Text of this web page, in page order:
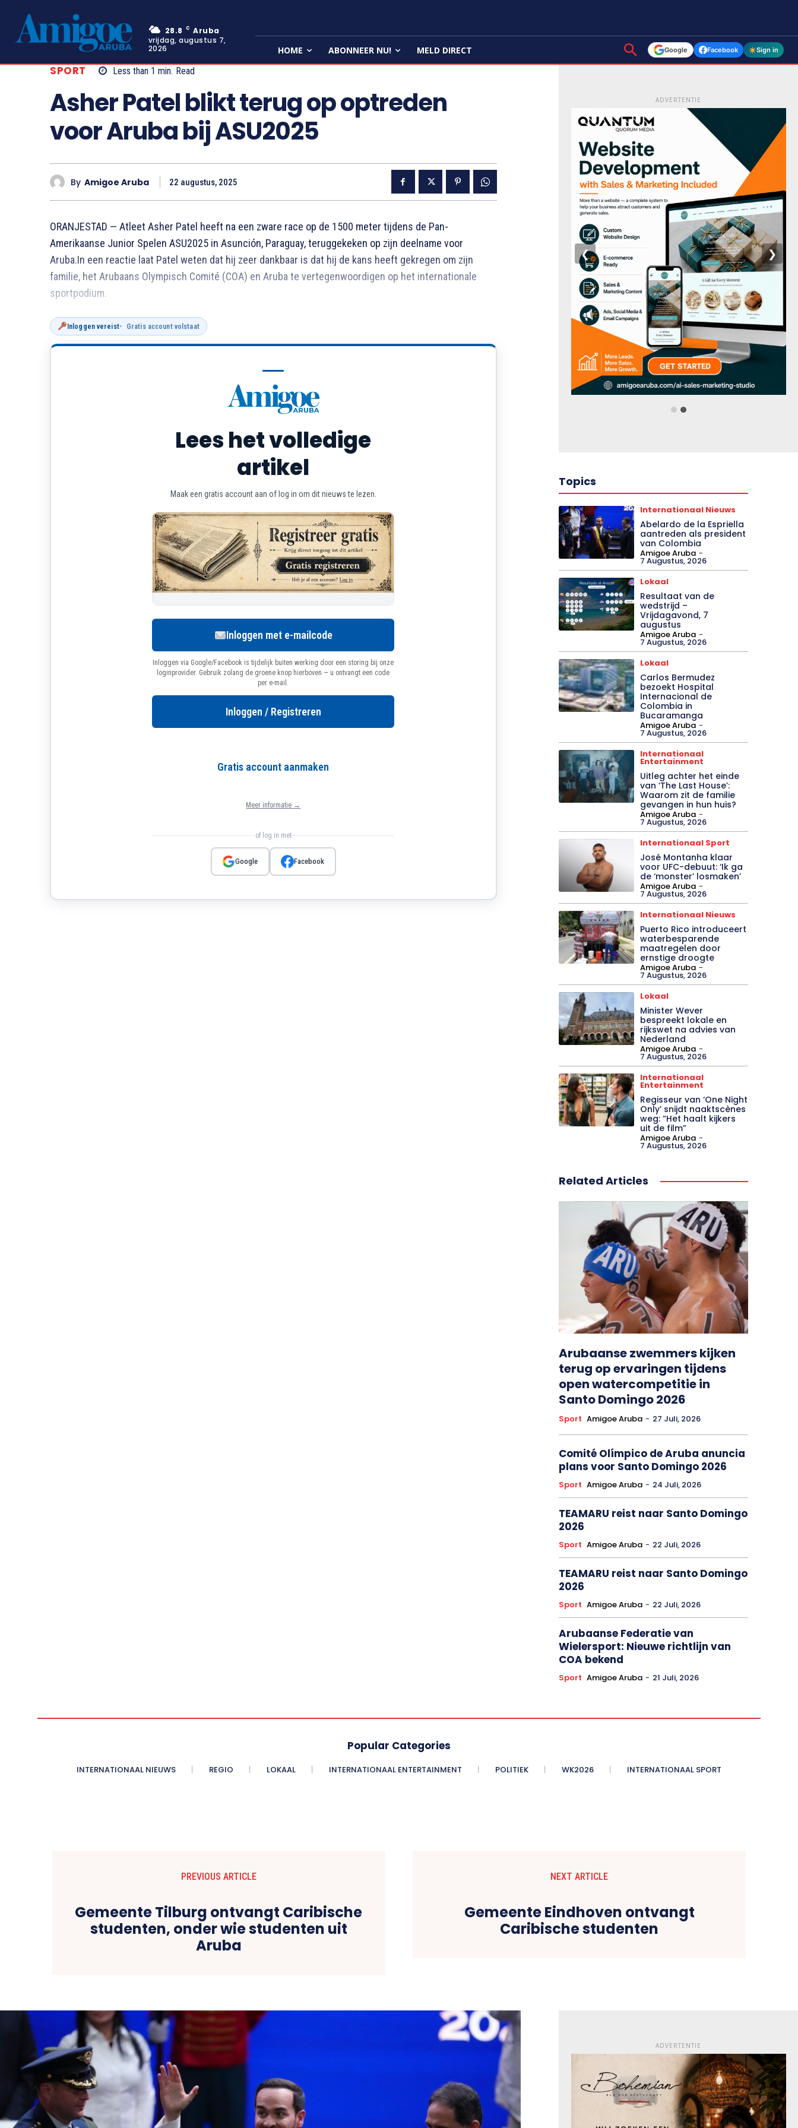
28.8 C Aruba
vrijdag, augustus 7,
2026
HOME ABONNEER NU! MELD DIRECT Google Facebook Sign in
SPORT Less than 1 min. Read
Asher Patel blikt terug op optreden
voor Aruba bij ASU2025
By Amigoe Aruba 22 augustus, 2025
ORANJESTAD — Atleet Asher Patel heeft na een zware race op de 1500 meter tijdens de Pan-
Amerikaanse Junior Spelen ASU2025 in Asunción, Paraguay, teruggekeken op zijn deelname voor
Aruba.In een reactie laat Patel weten dat hij zeer dankbaar is dat hij de kans heeft gekregen om zijn
familie, het Arubaans Olympisch Comité (COA) en Aruba te vertegenwoordigen op het internationale
sportpodium.
Inloggen vereist Gratis account volstaat
Lees het volledige
artikel
Maak een gratis account aan of log in om dit nieuws te lezen.
Inloggen met e-mailcode
Inloggen via Google/Facebook is tijdelijk buiten werking door een storing bij onze
loginprovider. Gebruik zolang de groene knop hierboven — u ontvangt een code
per e-mail.
Inloggen / Registreren
Gratis account aanmaken
Meer informatie →
of log in met
Google Facebook
ADVERTENTIE
❮ ❯
Topics
Internationaal Nieuws
Abelardo de la Espriella
aantreden als president
van Colombia
Amigoe Aruba -
7 Augustus, 2026
Lokaal
Resultaat van de
wedstrijd –
Vrijdagavond, 7
augustus
Amigoe Aruba -
7 Augustus, 2026
Lokaal
Carlos Bermudez
bezoekt Hospital
Internacional de
Colombia in
Bucaramanga
Amigoe Aruba -
7 Augustus, 2026
Internationaal
Entertainment
Uitleg achter het einde
van ‘The Last House’:
Waarom zit de familie
gevangen in hun huis?
Amigoe Aruba -
7 Augustus, 2026
Internationaal Sport
José Montanha klaar
voor UFC-debuut: ‘Ik ga
de ‘monster’ losmaken’
Amigoe Aruba -
7 Augustus, 2026
Internationaal Nieuws
Puerto Rico introduceert
waterbesparende
maatregelen door
ernstige droogte
Amigoe Aruba -
7 Augustus, 2026
Lokaal
Minister Wever
bespreekt lokale en
rijkswet na advies van
Nederland
Amigoe Aruba -
7 Augustus, 2026
Internationaal
Entertainment
Regisseur van ‘One Night
Only’ snijdt naaktscènes
weg: “Het haalt kijkers
uit de film”
Amigoe Aruba -
7 Augustus, 2026
Related Articles
Arubaanse zwemmers kijken
terug op ervaringen tijdens
open watercompetitie in
Santo Domingo 2026
Sport Amigoe Aruba - 27 Juli, 2026
Comité Olímpico de Aruba anuncia
plans voor Santo Domingo 2026
Sport Amigoe Aruba - 24 Juli, 2026
TEAMARU reist naar Santo Domingo
2026
Sport Amigoe Aruba - 22 Juli, 2026
TEAMARU reist naar Santo Domingo
2026
Sport Amigoe Aruba - 22 Juli, 2026
Arubaanse Federatie van
Wielersport: Nieuwe richtlijn van
COA bekend
Sport Amigoe Aruba - 21 Juli, 2026
Popular Categories
INTERNATIONAAL NIEUWS REGIO LOKAAL INTERNATIONAAL ENTERTAINMENT POLITIEK WK2026 INTERNATIONAAL SPORT
PREVIOUS ARTICLE
Gemeente Tilburg ontvangt Caribische
studenten, onder wie studenten uit
Aruba
NEXT ARTICLE
Gemeente Eindhoven ontvangt
Caribische studenten